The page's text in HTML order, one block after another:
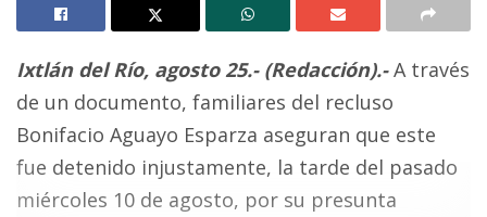
Ixtlán del Río, agosto 25.- (Redacción).- A través
de un documento, familiares del recluso
Bonifacio Aguayo Esparza aseguran que este
fue detenido injustamente, la tarde del pasado
miércoles 10 de agosto, por su presunta